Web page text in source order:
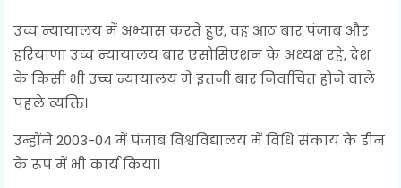
उच्च न्यायालय में अभ्यास करते हुए, वह आठ बार पंजाब और
हरियाणा उच्च न्यायालय बार एसोसिएशन के अध्यक्ष रहे, देश
के किसी भी उच्च न्यायालय में इतनी बार निर्वाचित होने वाले
पहले व्यक्ति।
उन्होंने 2003-04 में पंजाब विश्वविद्यालय में विधि संकाय के डीन
के रूप में भी कार्य किया।